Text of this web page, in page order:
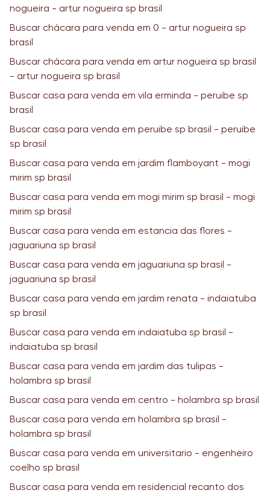
nogueira - artur nogueira sp brasil
Buscar chácara para venda em 0 - artur nogueira sp
brasil
Buscar chácara para venda em artur nogueira sp brasil
- artur nogueira sp brasil
Buscar casa para venda em vila erminda - peruibe sp
brasil
Buscar casa para venda em peruibe sp brasil - peruibe
sp brasil
Buscar casa para venda em jardim flamboyant - mogi
mirim sp brasil
Buscar casa para venda em mogi mirim sp brasil - mogi
mirim sp brasil
Buscar casa para venda em estancia das flores -
jaguariuna sp brasil
Buscar casa para venda em jaguariuna sp brasil -
jaguariuna sp brasil
Buscar casa para venda em jardim renata - indaiatuba
sp brasil
Buscar casa para venda em indaiatuba sp brasil -
indaiatuba sp brasil
Buscar casa para venda em jardim das tulipas -
holambra sp brasil
Buscar casa para venda em centro - holambra sp brasil
Buscar casa para venda em holambra sp brasil -
holambra sp brasil
Buscar casa para venda em universitario - engenheiro
coelho sp brasil
Buscar casa para venda em residencial recanto dos